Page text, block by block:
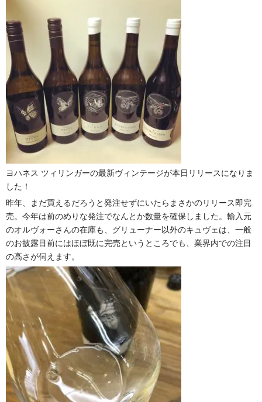
お問い合わせ
お買い物かご
ヨハネス ツィリンガーの最新ヴィンテージが本日リリースになりま
した！
昨年、まだ買えるだろうと発注せずにいたらまさかのリリース即完
売。今年は前のめりな発注でなんとか数量を確保しました。輸入元
のオルヴォーさんの在庫も、グリューナー以外のキュヴェは、一般
のお披露目前にはほぼ既に完売というところでも、業界内での注目
の高さが伺えます。